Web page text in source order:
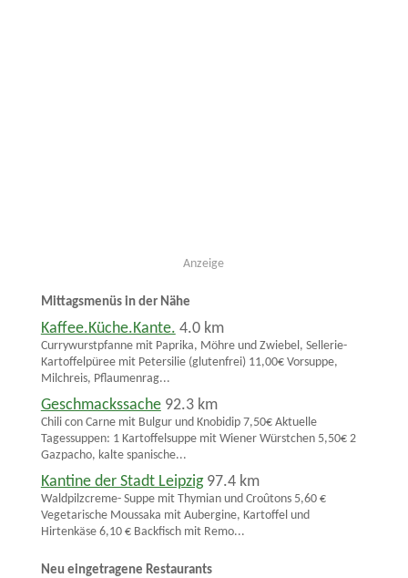
Anzeige
Mittagsmenüs in der Nähe
Kaffee.Küche.Kante. 4.0 km
Currywurstpfanne mit Paprika, Möhre und Zwiebel, Sellerie-
Kartoffelpüree mit Petersilie (glutenfrei) 11,00€ Vorsuppe,
Milchreis, Pflaumenrag...
Geschmackssache 92.3 km
Chili con Carne mit Bulgur und Knobidip 7,50€ Aktuelle
Tagessuppen: 1 Kartoffelsuppe mit Wiener Würstchen 5,50€ 2
Gazpacho, kalte spanische...
Kantine der Stadt Leipzig 97.4 km
Waldpilzcreme- Suppe mit Thymian und Croûtons 5,60 €
Vegetarische Moussaka mit Aubergine, Kartoffel und
Hirtenkäse 6,10 € Backfisch mit Remo...
Neu eingetragene Restaurants